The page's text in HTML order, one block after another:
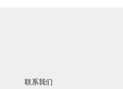
联系我们